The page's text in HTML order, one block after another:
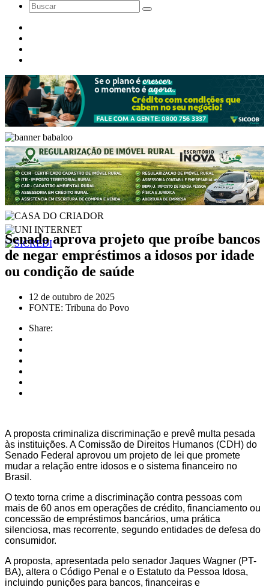
Senado aprova projeto que proíbe bancos
de negar empréstimos a idosos por idade
ou condição de saúde
12 de outubro de 2025
FONTE: Tribuna do Povo
Share:
A proposta criminaliza discriminação e prevê multa pesada
às instituições. A Comissão de Direitos Humanos (CDH) do
Senado Federal aprovou um projeto de lei que promete
mudar a relação entre idosos e o sistema financeiro no
Brasil.
O texto torna crime a discriminação contra pessoas com
mais de 60 anos em operações de crédito, financiamento ou
concessão de empréstimos bancários, uma prática
silenciosa, mas recorrente, segundo entidades de defesa do
consumidor.
A proposta, apresentada pelo senador Jaques Wagner (PT-
BA), altera o Código Penal e o Estatuto da Pessoa Idosa,
incluindo punições para bancos, financeiras e